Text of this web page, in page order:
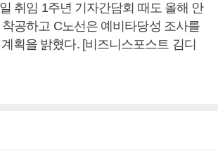
취임 1주년 기자간담회 때도 올해 안
공하고 C노선은 예비타당성 조사를
획을 밝혔다. [비즈니스포스트 김디